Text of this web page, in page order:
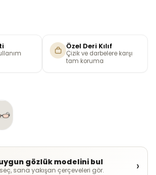
Özel Deri Kılıf
Çizik ve darbelere karşı
tam koruma
gözlük modelini bul
sana yakışan çerçeveleri gör. ›